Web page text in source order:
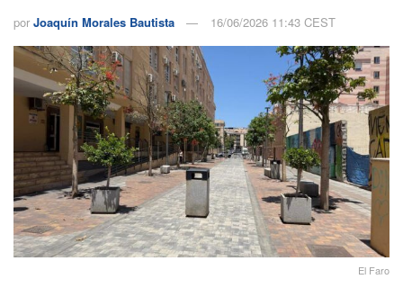
por Joaquín Morales Bautista 16/06/2026 11:43 CEST
El Faro